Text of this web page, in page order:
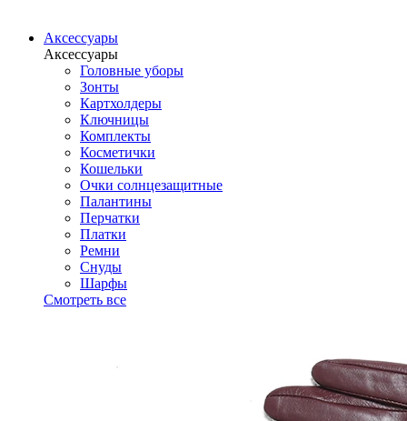
Аксессуары
Аксессуары
Головные уборы
Зонты
Картхолдеры
Ключницы
Комплекты
Косметички
Кошельки
Очки солнцезащитные
Палантины
Перчатки
Платки
Ремни
Снуды
Шарфы
Смотреть все